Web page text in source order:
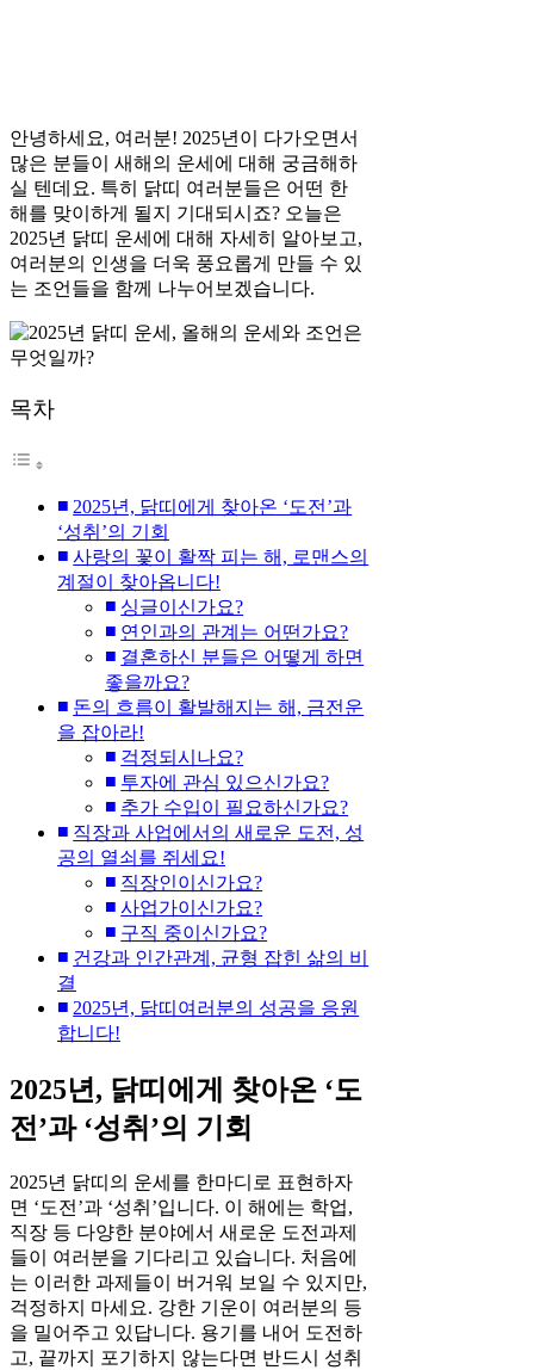
안녕하세요, 여러분! 2025년이 다가오면서
많은 분들이 새해의 운세에 대해 궁금해하
실 텐데요. 특히 닭띠 여러분들은 어떤 한
해를 맞이하게 될지 기대되시죠? 오늘은
2025년 닭띠 운세에 대해 자세히 알아보고,
여러분의 인생을 더욱 풍요롭게 만들 수 있
는 조언들을 함께 나누어보겠습니다.
목차
2025년, 닭띠에게 찾아온 ‘도전’과
‘성취’의 기회
사랑의 꽃이 활짝 피는 해, 로맨스의
계절이 찾아옵니다!
싱글이신가요?
연인과의 관계는 어떤가요?
결혼하신 분들은 어떻게 하면
좋을까요?
돈의 흐름이 활발해지는 해, 금전운
을 잡아라!
걱정되시나요?
투자에 관심 있으신가요?
추가 수입이 필요하신가요?
직장과 사업에서의 새로운 도전, 성
공의 열쇠를 쥐세요!
직장인이신가요?
사업가이신가요?
구직 중이신가요?
건강과 인간관계, 균형 잡힌 삶의 비
결
2025년, 닭띠여러분의 성공을 응원
합니다!
2025년, 닭띠에게 찾아온 ‘도
전’과 ‘성취’의 기회
2025년 닭띠의 운세를 한마디로 표현하자
면 ‘도전’과 ‘성취’입니다. 이 해에는 학업,
직장 등 다양한 분야에서 새로운 도전과제
들이 여러분을 기다리고 있습니다. 처음에
는 이러한 과제들이 버거워 보일 수 있지만,
걱정하지 마세요. 강한 기운이 여러분의 등
을 밀어주고 있답니다. 용기를 내어 도전하
고, 끝까지 포기하지 않는다면 반드시 성취